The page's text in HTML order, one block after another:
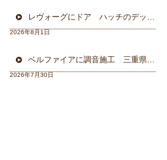
レヴォーグにドア ハッチのデッドニング 徳島から
2026年8月1日
ベルファイアに調音施工 三重県から
2026年7月30日